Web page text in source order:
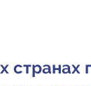
странах